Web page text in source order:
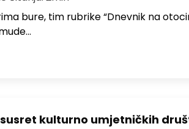
bure, tim rubrike “Dnevnik na
susret kulturno umjetničkih